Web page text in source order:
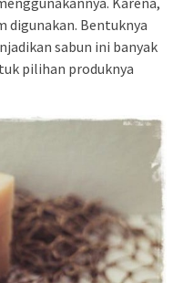
digunakan. Bentuknya
sabun ini banyak
pilihan produknya